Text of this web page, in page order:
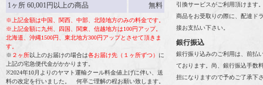
1ヶ所 60,001円以上の商品 無料
※上記金額は中国、関西、中部、北陸地方のみの料金です。
※上記金額に九州、四国、関東、信越地方は100円アップ。
北海道、沖縄1500円、東北地方300円アップとさせて頂きま
す。
※ ２ヶ所以上のお届けの場合は各お届け先（１ヶ所ずつ） に
上記の宅急便代金がかかります。
※2024年10月よりのヤマト運輸クール料金値上げに伴い、送
料の改定を行いました。 何卒ご理解の程お願い致します。
引換サービスがご利用頂けます
商品をお受取りの際に、配達ド
接お支払い下さい。
銀行振込
銀行振り込みのご利用は、前払
ております。尚、銀行振込手数
担になりますので予めご了承下